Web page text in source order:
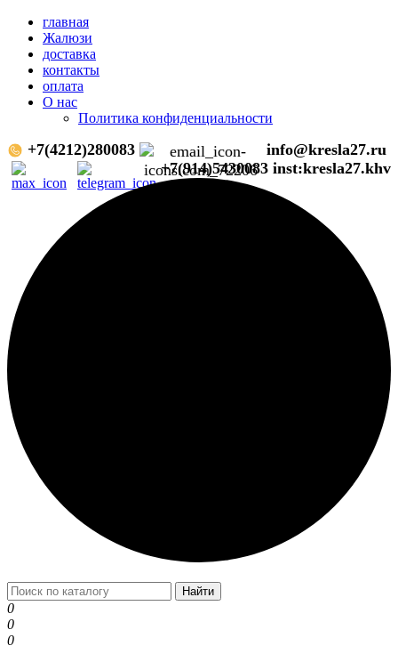
главная
Жалюзи
доставка
контакты
оплата
О нас
Политика конфиденциальности
+7(4212)280083
info@kresla27.ru
+7(914)5430083 inst:kresla27.khv
Найти
0
0
0